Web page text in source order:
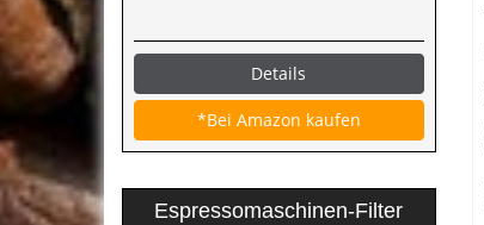
Details
*Bei Amazon kaufen
Espressomaschinen-Filter